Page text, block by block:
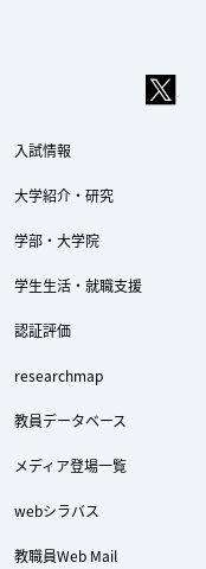
入試情報
大学紹介・研究
学部・大学院
学生生活・就職支援
認証評価
researchmap
教員データベース
メディア登場一覧
webシラバス
教職員Web Mail